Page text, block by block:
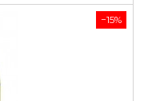
−15%